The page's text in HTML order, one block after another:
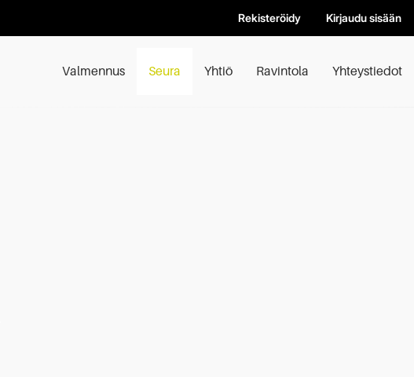
Rekisteröidy Kirjaudu sisään
Valmennus Seura Yhtiö Ravintola Yhteystiedot